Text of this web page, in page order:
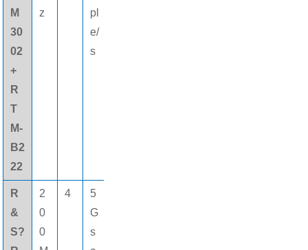
M
30
02
+
R
T
M-
B2
22
z
pl
e/
s
R
&
S?
2
0
0
4
5
G
s